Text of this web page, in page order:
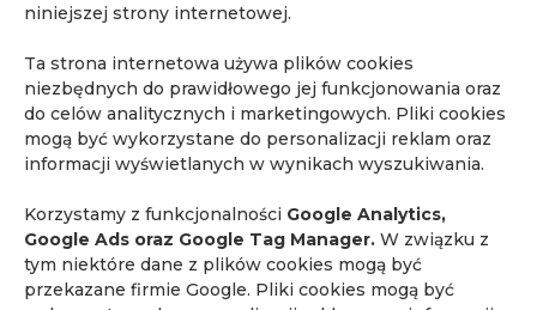
niniejszej strony internetowej.
Ta strona internetowa używa plików cookies
niezbędnych do prawidłowego jej funkcjonowania oraz
do celów analitycznych i marketingowych. Pliki cookies
mogą być wykorzystane do personalizacji reklam oraz
informacji wyświetlanych w wynikach wyszukiwania.
Korzystamy z funkcjonalności Google Analytics,
Google Ads oraz Google Tag Manager. W związku z
tym niektóre dane z plików cookies mogą być
przekazane firmie Google. Pliki cookies mogą być